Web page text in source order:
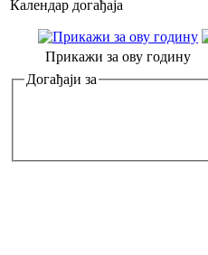
Календар догађаја
Прикажи за ову годину
Догађаји за